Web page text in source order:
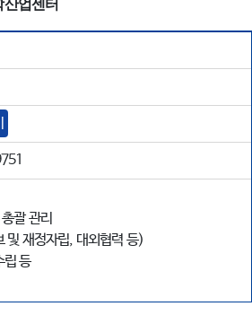
산업센터
괄 관리
및 재정자립, 대외협력 등)
립 등